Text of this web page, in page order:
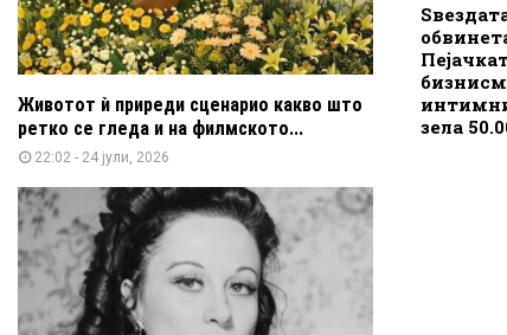
зела
Животот ѝ приреди сценарио какво што
ретко се гледа и на филмското...
22:02 - 24 јули, 2026